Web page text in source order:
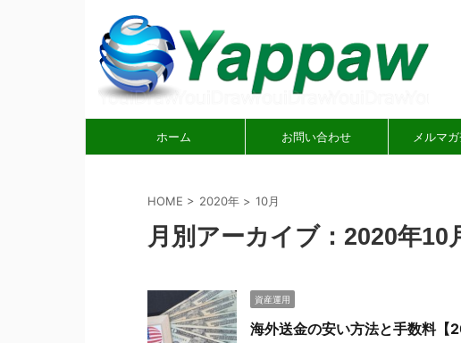
ホーム お問い合わせ メルマ
HOME > 2020年> 10月
月別アーカイブ：2020年10
資産運用
海外送金の安い方法と手数料【